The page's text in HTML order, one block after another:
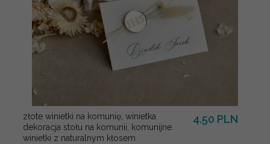
złote winietki na komunię, winietka
dekoracja stołu na komunii, komunijne
winietki z naturalnym kłosem
4.50 PLN